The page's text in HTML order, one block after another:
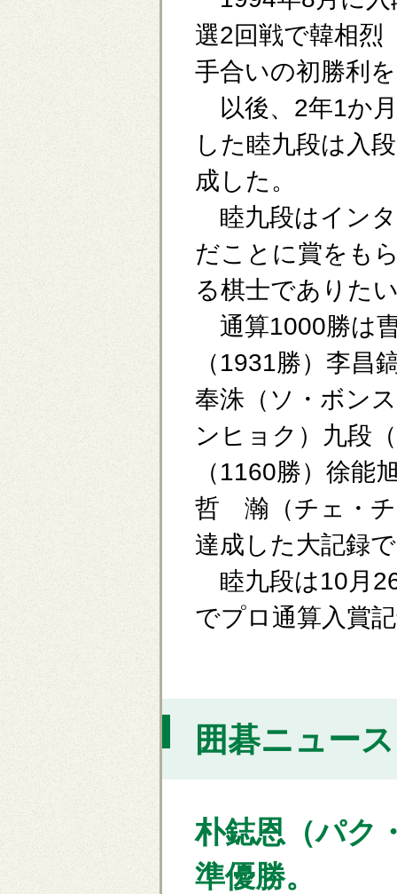
選2回戦で韓相烈
手合いの初勝利
以後、2年1か
した睦九段は入
成した。
睦九段はイン
だことに賞をも
る棋士でありた
通算1000勝は
（1931勝）李昌
奉洙（ソ・ボン
ンヒョク）九段
（1160勝）徐能
哲 瀚（チェ・チ
達成した大記録
睦九段は10月
でプロ通算入賞
囲碁ニュー
朴鋕恩（パク
準優勝。